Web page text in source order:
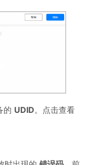
的 UDID。点击查看